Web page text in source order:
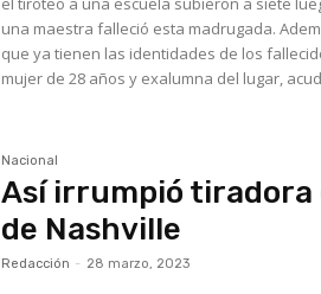
una maestra falleció esta madrugada.
que ya tienen las identidades de los
mujer de 28 años y exalumna del lugar,
Nacional
Así irrumpió tiradora
de Nashville
Redacción - 28 marzo, 2023